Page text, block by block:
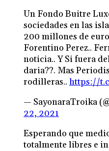
Un Fondo Buitre
sociedades en las
200 millones de
Forentino Perez..
noticia.. Y Si fuera
daria??. Mas
rodilleras.. https://
— SayonaraTroika
22, 2021
Esperando que
totalmente libres e